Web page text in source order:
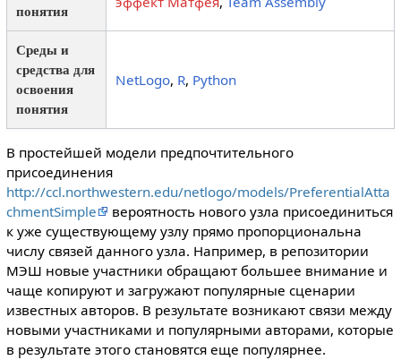
понятия
Среды и
средства для
освоения
понятия
NetLogo, R, Python
В простейшей модели предпочтительного
присоединения
http://ccl.northwestern.edu/netlogo/models/PreferentialAtta
chmentSimple
вероятность нового узла присоединиться
к уже существующему узлу прямо пропорциональна
числу связей данного узла. Например, в репозитории
МЭШ новые участники обращают большее внимание и
чаще копируют и загружают популярные сценарии
известных авторов. В результате возникают связи между
новыми участниками и популярными авторами, которые
в результате этого становятся еще популярнее.